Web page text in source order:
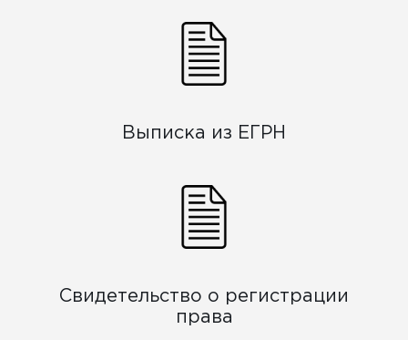
Выписка из ЕГРН
Свидетельство о регистрации
права